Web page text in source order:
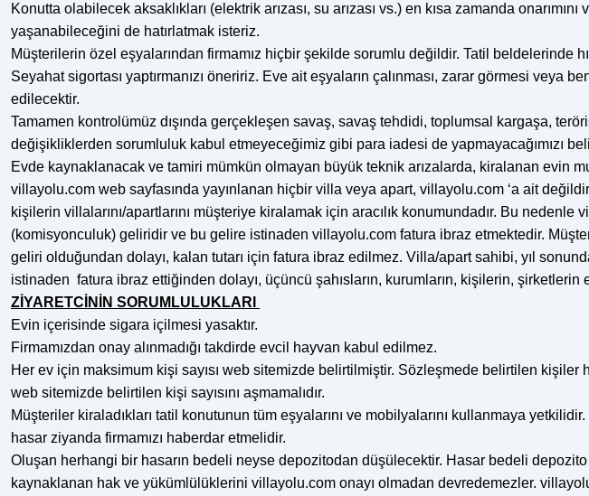
Konutta olabilecek aksaklıkları (elektrik arızası, su arızası vs.) en kısa zamanda
yaşanabileceğini de hatırlatmak isteriz.
Müşterilerin özel eşyalarından firmamız hiçbir şekilde sorumlu değildir. Tatil beldelerinde
Seyahat sigortası yaptırmanızı öneririz. Eve ait eşyaların çalınması, zarar görmesi
edilecektir.
Tamamen kontrolümüz dışında gerçekleşen savaş, savaş tehdidi, toplumsal kargaşa,
değişikliklerden sorumluluk kabul etmeyeceğimiz gibi para iadesi de yapmayacağımızı
Evde kaynaklanacak ve tamiri mümkün olmayan büyük teknik arızalarda, kiralanan evin
villayolu.com web sayfasında yayınlanan hiçbir villa veya apart, villayolu.com ‘a ait
kişilerin villalarını/apartlarını müşteriye kiralamak için aracılık konumundadır. Bu
(komisyonculuk) geliridir ve bu gelire istinaden villayolu.com fatura ibraz etmektedir.
geliri olduğundan dolayı, kalan tutarı için fatura ibraz edilmez. Villa/apart sahibi, yıl
istinaden fatura ibraz ettiğinden dolayı, üçüncü şahısların, kurumların, kişilerin,
ZİYARETCİNİN SORUMLULUKLARI
Evin içerisinde sigara içilmesi yasaktır.
Firmamızdan onay alınmadığı takdirde evcil hayvan kabul edilmez.
Her ev için maksimum kişi sayısı web sitemizde belirtilmiştir. Sözleşmede belirtilen
web sitemizde belirtilen kişi sayısını aşmamalıdır.
Müşteriler kiraladıkları tatil konutunun tüm eşyalarını ve mobilyalarını kullanmaya
hasar ziyanda firmamızı haberdar etmelidir.
Oluşan herhangi bir hasarın bedeli neyse depozitodan düşülecektir. Hasar bedeli
kaynaklanan hak ve yükümlülüklerini villayolu.com onayı olmadan devredemezler.